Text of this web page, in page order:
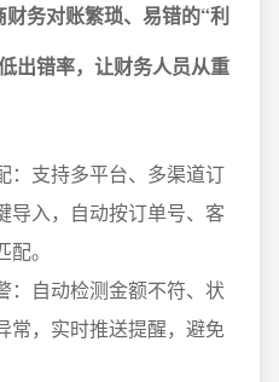
务对账繁琐、易错的“利
出错率，让财务人员从重
：支持多平台、多渠道订
导入，自动按订单号、客
。
：自动检测金额不符、状
常，实时推送提醒，避免